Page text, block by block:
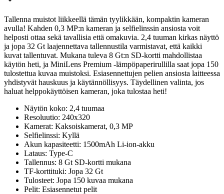
Tallenna muistot liikkeellä tämän tyylikkään, kompaktin kameran
avulla! Kahden 0,3 MP:n kameran ja selfielinssin ansiosta voit
helposti ottaa sekä tavallisia että omakuvia. 2,4 tuuman kirkas näyttö
ja jopa 32 Gt laajennettava tallennustila varmistavat, että kaikki
kuvat tallentuvat. Mukana tuleva 8 Gt:n SD-kortti mahdollistaa
käytön heti, ja MiniLens Premium -lämpöpaperirullilla saat jopa 150
tulostettua kuvaa muistoksi. Esiasennettujen pelien ansiosta laitteessa
yhdistyvät hauskuus ja käytännöllisyys. Täydellinen valinta, jos
haluat helppokäyttöisen kameran, joka tulostaa heti!
Näytön koko: 2,4 tuumaa
Resoluutio: 240x320
Kamerat: Kaksoiskamerat, 0,3 MP
Selfielinssi: Kyllä
Akun kapasiteetti: 1500mAh Li-ion-akku
Lataus: Type-C
Tallennus: 8 Gt SD-kortti mukana
TF-korttituki: Jopa 32 Gt
Tulosteet: Jopa 150 kuvaa mukana
Pelit: Esiasennetut pelit